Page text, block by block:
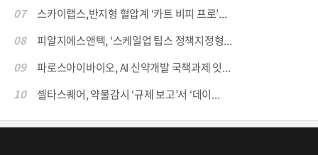
07
스카이랩스,반지형 혈압계 ‘카트 비피 프로’...
08
피알지에스앤텍, ‘스케일업 팁스 정책지정형...
09
파로스아이바이오, AI 신약개발 국책과제 잇...
10
셀타스퀘어, 약물감시 ‘규제 보고’서 ‘데이...